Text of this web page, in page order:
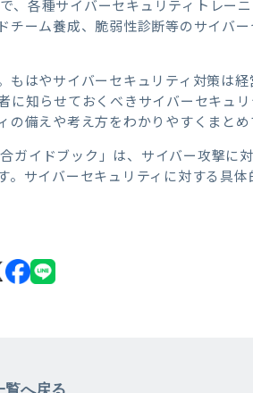
、各種サイバーセキュリティトレー
ーム養成、脆弱性診断等のサイバ
はやサイバーセキュリティ対策は
知らせておくべきサイバーセキュ
備えや考え方をわかりやすくまとめ
イドブック」は、サイバー攻撃に
サイバーセキュリティに対する具